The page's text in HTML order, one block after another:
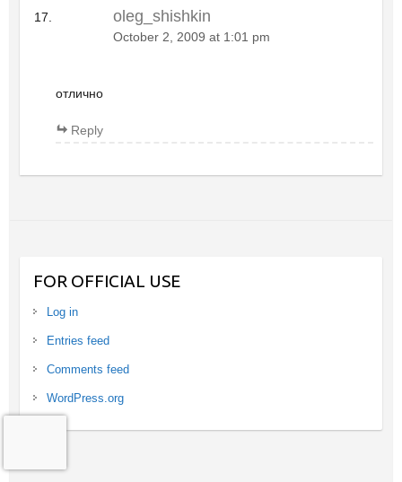
oleg_shishkin
October 2, 2009 at 1:01 pm
отлично
Reply
FOR OFFICIAL USE
Log in
Entries feed
Comments feed
WordPress.org